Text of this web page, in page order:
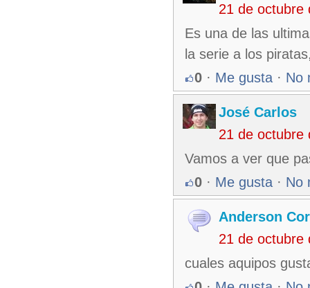
21 de octubre
Es una de las
la serie a los
0 · Me gusta · No
José Carlos
21 de octubre
Vamos a ver que
0 · Me gusta · No
Anderson
21 de octubre
cuales aquipos